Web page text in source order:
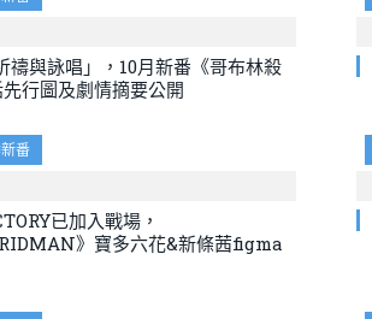
禱與詠唱」，10月新番《哥布林殺
行圖及劇情摘要公開
番
已加入戰場，
》寶多六花&新條茜figma